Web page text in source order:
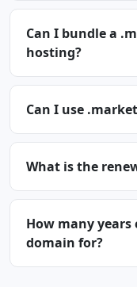
Can I bundle a
hosting?
Can I use
What is the
How many
domain for?